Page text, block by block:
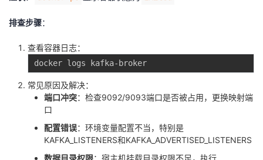
排查步骤：
查看容器日志：
常见原因及解决：
端口冲突：检查9092/9093端口是否被占用，更换映射端
口
配置错误：环境变量配置不当，特别是
KAFKA_LISTENERS和KAFKA_ADVERTISED_LISTENERS